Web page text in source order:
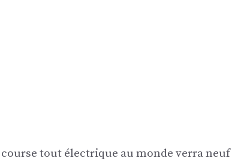
tout électrique au monde verra neuf